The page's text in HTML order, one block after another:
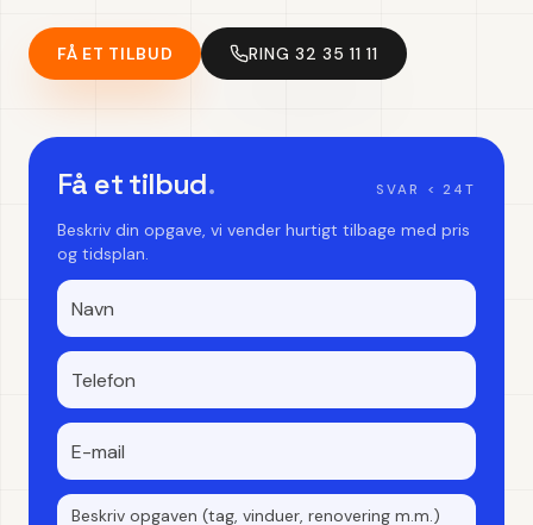
FÅ ET TILBUD RING 32 35 11 11
Få et tilbud. SVAR < 24T
Beskriv din opgave, vi vender hurtigt tilbage med pris
og tidsplan.